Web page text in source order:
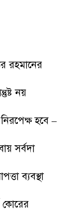
রহমানের
নয়
হবে –
সর্বদা
ব্যবস্থা
কোরের